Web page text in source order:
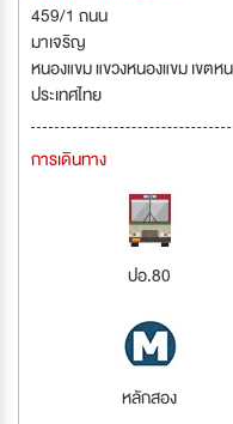
459/1 ถนน
มาเจริญ
หนองแขม แขวงหนองแขม เขต
ประเทศไทย
การเดินทาง
ปอ.80
หลักสอง